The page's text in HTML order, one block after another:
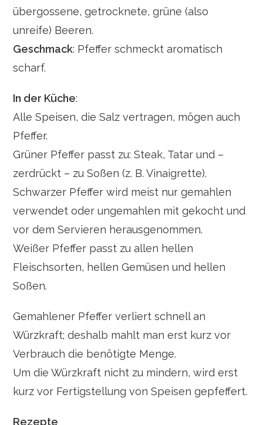
übergossene, getrocknete, grüne (also
unreife) Beeren.
Geschmack: Pfeffer schmeckt aromatisch
scharf.
In der Küche:
Alle Speisen, die Salz vertragen, mögen auch
Pfeffer.
Grüner Pfeffer passt zu: Steak, Tatar und –
zerdrückt – zu Soßen (z. B. Vinaigrette).
Schwarzer Pfeffer wird meist nur gemahlen
verwendet oder ungemahlen mit gekocht und
vor dem Servieren herausgenommen.
Weißer Pfeffer passt zu allen hellen
Fleischsorten, hellen Gemüsen und hellen
Soßen.
Gemahlener Pfeffer verliert schnell an
Würzkraft; deshalb mahlt man erst kurz vor
Verbrauch die benötigte Menge.
Um die Würzkraft nicht zu mindern, wird erst
kurz vor Fertigstellung von Speisen gepfeffert.
Rezepte